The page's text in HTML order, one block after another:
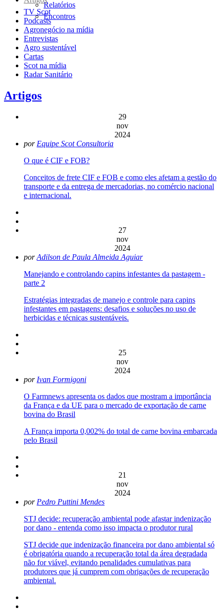
Relatórios
Encontros
TV Scot
Podcasts
Agronegócio na mídia
Entrevistas
Agro sustentável
Cartas
Scot na mídia
Radar Sanitário
Artigos
29
nov
2024
por Equipe Scot Consultoria
O que é CIF e FOB?
Conceitos de frete CIF e FOB e como eles afetam a gestão do
transporte e da entrega de mercadorias, no comércio nacional
e internacional.
27
nov
2024
porAdilson de Paula Almeida Aguiar
Manejando e controlando capins infestantes da pastagem -
parte 2
Estratégias integradas de manejo e controle para capins
infestantes em pastagens: desafios e soluções no uso de
herbicidas e técnicas sustentáveis.
25
nov
2024
por Ivan Formigoni
O Farmnews apresenta os dados que mostram a importância
da França e da UE para o mercado de exportação de carne
bovina do Brasil
A França importa 0,002% do total de carne bovina embarcada
pelo Brasil
21
nov
2024
por Pedro Puttini Mendes
STJ decide: recuperação ambiental pode afastar indenização
por dano - entenda como isso impacta o produtor rural
STJ decide que indenização financeira por dano ambiental só
é obrigatória quando a recuperação total da área degradada
não for viável, evitando penalidades cumulativas para
produtores que já cumprem com obrigações de recuperação
ambiental.